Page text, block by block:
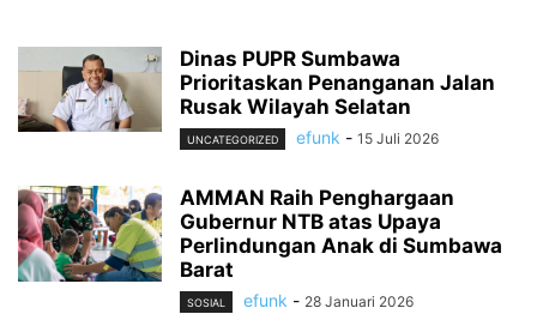
Dinas PUPR Sumbawa
Prioritaskan Penanganan Jalan
Rusak Wilayah Selatan
UNCATEGORIZED efunk - 15 Juli 2026
AMMAN Raih Penghargaan
Gubernur NTB atas Upaya
Perlindungan Anak di Sumbawa
Barat
SOSIAL efunk - 28 Januari 2026